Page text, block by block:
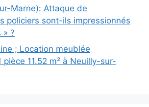
Marne): Attaque de
policiers sont-ils impressionnés
» ?
; Location meublée
pièce 11.52 m² à Neuilly-sur-